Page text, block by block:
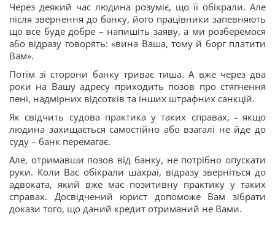
Через деякий час людина розуміє, що її обікрали. Але
після звернення до банку, його працівники запевняють
що все буде добре – напишіть заяву, а ми розберемося
або відразу говорять: «вина Ваша, тому й борг платити
Вам».
Потім зі сторони банку триває тиша. А вже через два
роки на Вашу адресу приходить позов про стягнення
пені, надмірних відсотків та інших штрафних санкцій.
Як свідчить судова практика у таких справах, - якщо
людина захищається самостійно або взагалі не йде до
суду – банк перемагає.
Але, отримавши позов від банку, не потрібно опускати
руки. Коли Вас обікрали шахраї, відразу зверніться до
адвоката, який вже має позитивну практику у таких
справах. Досвідчений юрист допоможе Вам зібрати
докази того, що даний кредит отриманий не Вами.